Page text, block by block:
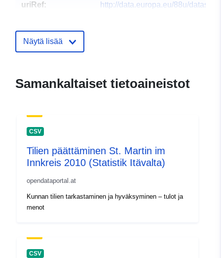
uriRef:
http://data.europa.eu/88u/
Näytä lisää
Samankaltaiset tietoaineistot
CSV
Tilien päättäminen St. Martin im
Innkreis 2010 (Statistik Itävalta)
opendataportal.at
Kunnan tilien tarkastaminen ja hyväksyminen – tulot ja
menot
CSV